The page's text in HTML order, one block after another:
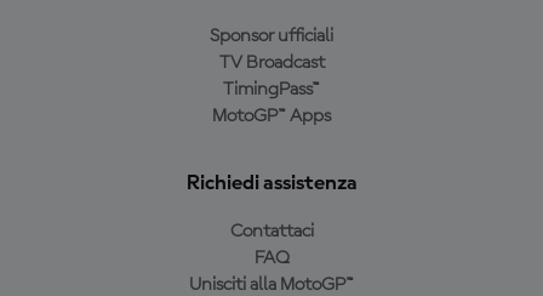
Sponsor ufficiali
TV Broadcast
TimingPass™
MotoGP™ Apps
Richiedi assistenza
Contattaci
FAQ
Unisciti alla MotoGP™